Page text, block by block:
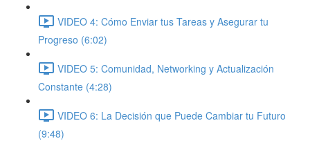
VIDEO 4: Cómo Enviar tus Tareas y Asegurar tu
Progreso (6:02)
VIDEO 5: Comunidad, Networking y Actualización
Constante (4:28)
VIDEO 6: La Decisión que Puede Cambiar tu Futuro
(9:48)